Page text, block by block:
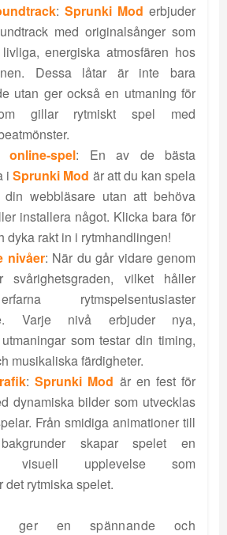
: Sprunki Mod erbjuder
med originalsånger som
energiska atmosfären hos
Dessa låtar är inte bara
utan ger också en utmaning för
gillar rytmiskt spel med
online-spel: En av de bästa
iSprunki Mod är att du kan spela
webbläsare utan att behöva
installera något. Klicka bara för
dyka rakt in i rytmhandlingen!
nivåer: När du går vidare genom
svårighetsgraden, vilket håller
rytmspelsentusiaster
Varje nivå erbjuder nya,
som testar din timing,
musikaliska färdigheter.
:Sprunki Mod är en fest för
dynamiska bilder som utvecklas
Från smidiga animationer till
skapar spelet en
visuell upplevelse som
det rytmiska spelet.
ger en spännande och